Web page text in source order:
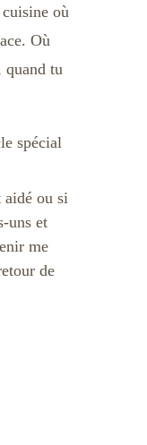
où
Où
quand tu
spécial
aidé ou si
uns et
me
de